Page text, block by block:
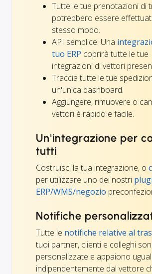
Tutte le tue prenotazioni di
potrebbero essere
stesso modo.
API semplice: Una
tuo ERP coprirà tutte le tue
integrazioni di vettori
Traccia tutte le tue
un'unica dashboard.
Aggiungere, rimuovere o
vettori è rapido e facile.
Un'integrazione per
tutti
Costruisci la tua integrazione, o
per utilizzare uno dei nostri
ERP/WMS/negozio
Notifiche
Tutte le notifiche relative al
tuoi partner, clienti e colleghi
personalizzate e appaiono
indipendentemente dal vettore